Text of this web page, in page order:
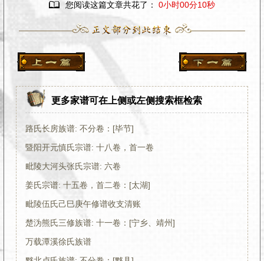
 您阅读这篇文章共花了： 0小时00分10秒
更多家谱可在上侧或左侧搜索框检索
路氏长房族谱: 不分卷：[毕节]
暨阳开元慎氏宗谱: 十八卷，首一卷
毗陵大河头张氏宗谱: 六卷
姜氏宗谱: 十五卷，首二卷：[太湖]
毗陵伍氏己巳庚午修谱收支清账
楚沩熊氏三修族谱: 十一卷：[宁乡、靖州]
万载潭溪徐氏族谱